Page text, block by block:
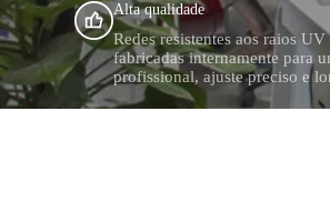
Alta qualidade
Redes resistentes aos raios
fabricadas internamente para
profissional, ajuste preciso e